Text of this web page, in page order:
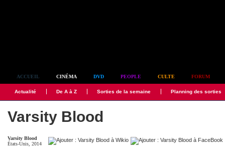
ACCUEIL CINÉMA DVD PEOPLE CULTE FORUM
Actualité De A à Z Sorties de la semaine Planning des sorties
Varsity Blood
Varsity Blood
États-Unis, 2014